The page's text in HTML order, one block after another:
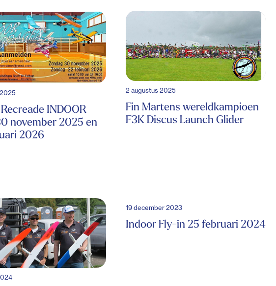
INDOOR
november 2025 en
2026
2 augustus 2025
Fin Martens wereldkampioen
F3K Discus Launch Glider
19 december 2023
Indoor Fly-in 25 februari 2024